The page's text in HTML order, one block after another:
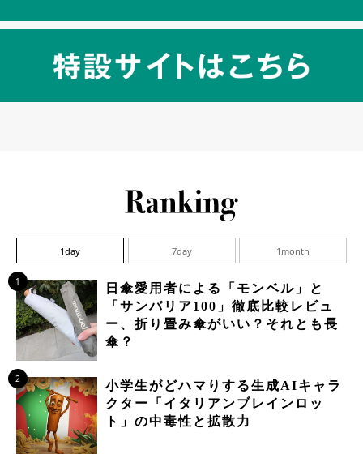
1day 7day 1month
1
日傘愛用者による「モンベル」と
「サンバリア100」徹底比較レビュ
ー、折り畳み傘がいい？それとも長
傘？
2
小学生がどハマりする生成AIキャラ
クター「イタリアンブレインロッ
ト」の中毒性と拡散力